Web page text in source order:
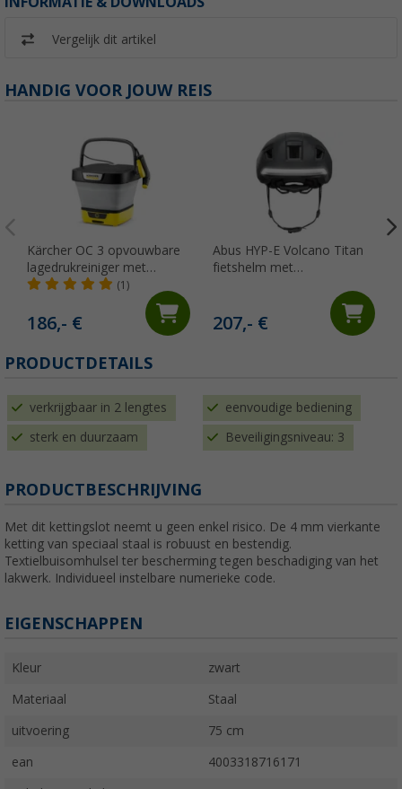
Vergelijk dit artikel
HANDIG VOOR JOUW REIS
Kärcher OC 3 opvouwbare
lagedrukreiniger met
opvouwbare watertank /
lithium-ion batterij / lader
(1)
186,- €
Abus HYP-E Volcano Titan
fietshelm met
207,- €
PRODUCTDETAILS
verkrijgbaar in 2 lengtes eenvoudige bediening
sterk en duurzaam Beveiligingsniveau: 3
PRODUCTBESCHRIJVING
Met dit kettingslot neemt u geen enkel risico. De 4 mm vierkante
ketting van speciaal staal is robuust en bestendig.
Textielbuisomhulsel ter bescherming tegen beschadiging van het
lakwerk. Individueel instelbare numerieke code.
EIGENSCHAPPEN
Kleur zwart
Materiaal Staal
uitvoering 75 cm
ean 4003318716171